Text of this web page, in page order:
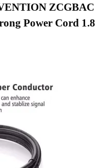
ZCGBAC
Power Cord 1.8